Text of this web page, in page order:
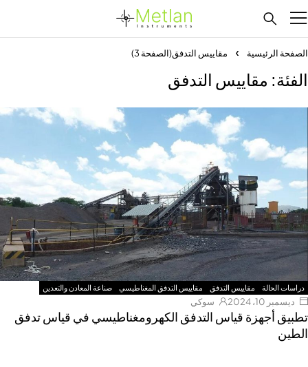
الرئيسية مقاييس التدفق(الصفحة 3)
مقاييس التدفق
دراسات الحالة مقاييس التدفق مقاييس التدفق المغناطيسي صناعة المعادن والتعدين
ديسمبر 10، 2024 سوكي
أجهزة قياس التدفق الكهرومغناطيسي في قياس تدفق